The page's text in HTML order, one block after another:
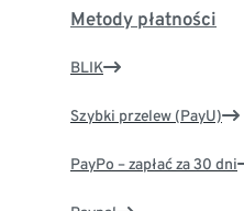
Metody płatności
BLIK
Szybki przelew (PayU)
PayPo – zapłać za 30 dni